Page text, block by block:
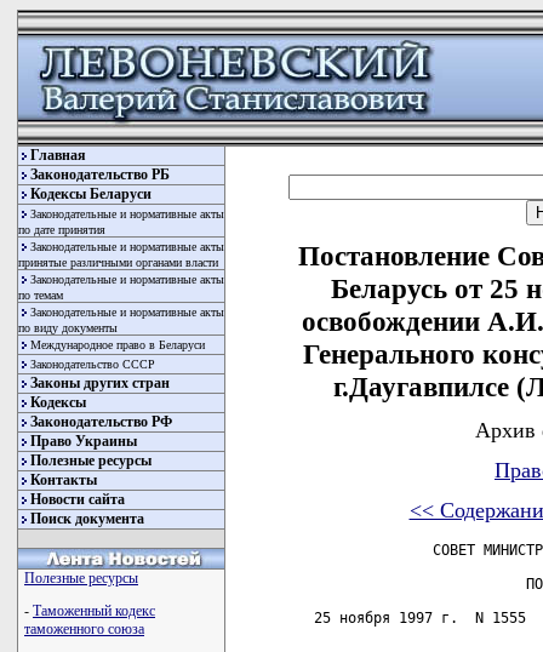
Главная
Законодательство РБ
Кодексы Беларуси
Законодательные и нормативные акты
по дате принятия
Законодательные и нормативные акты
принятые различными органами власти
Законодательные и нормативные акты
по темам
Законодательные и нормативные акты
по виду документы
Международное право в Беларуси
Законодательство СССР
Законы других стран
Кодексы
Законодательство РФ
Право Украины
Полезные ресурсы
Контакты
Новости сайта
Поиск документа
Полезные ресурсы
- Таможенный кодекс
таможенного союза
Постановление
Беларусь от 25
освобождении
Генерального
г.Даугавпилсе
Архив
<<
СОВЕТ
25 ноября 1997 г.  N